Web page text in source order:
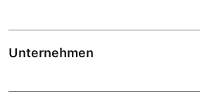
Unternehmen